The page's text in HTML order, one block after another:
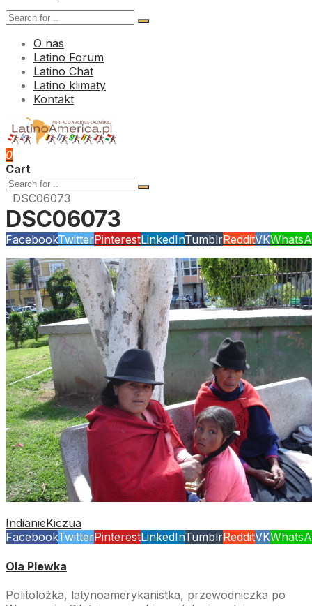
O nas
Latino Forum
Latino Chat
Latino klimaty
Kontakt
0
Cart
DSC06073
DSC06073
FacebookTwitterPinterestLinkedInTumblrRedditVK
IndianieKiczua
FacebookTwitterPinterestLinkedInTumblrRedditVK
Ola Plewka
Politolożka, latynoamerykanistka, przewodniczka po